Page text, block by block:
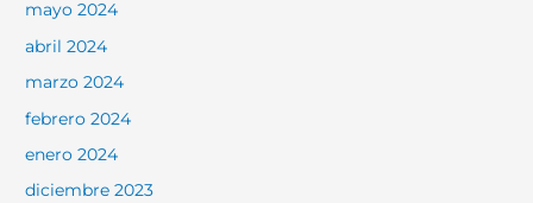
mayo 2024
abril 2024
marzo 2024
febrero 2024
enero 2024
diciembre 2023